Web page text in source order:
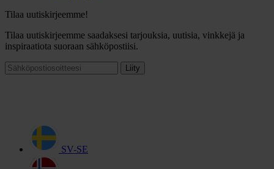
Tilaa uutiskirjeemme!
Tilaa uutiskirjeemme saadaksesi tarjouksia, uutisia, vinkkejä ja
inspiraatiota suoraan sähköpostiisi.
Liity
SV-SE